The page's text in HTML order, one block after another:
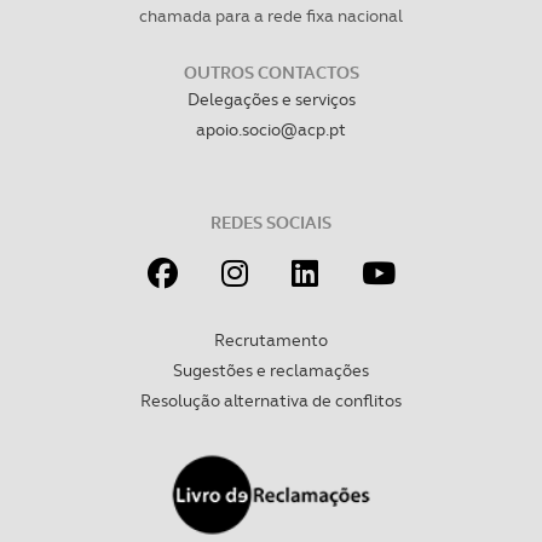
necessário no contexto dos serviços a prestar.
Realçamos que o bloqueio de certo tipo de Cookies e
tecnologias similares pode ter impacto na sua
experiência de navegação no Website e nos serviços
Consulte a política de cookies do site.
chamada para a rede fixa nacional
OUTROS CONTACTOS
Delegações e serviços
apoio.socio@acp.pt
REDES SOCIAIS
Recrutamento
Sugestões e reclamações
Resolução alternativa de conflitos